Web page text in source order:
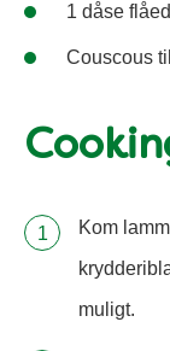
1 dåse
Couscous
Kom
muligt.